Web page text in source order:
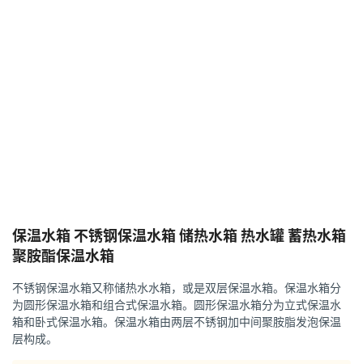
保温水箱 不锈钢保温水箱 储热水箱 热水罐 蓄热水箱
聚胺酯保温水箱
不锈钢保温水箱又称储热水水箱，或是双层保温水箱。保温水箱分
为圆形保温水箱和组合式保温水箱。圆形保温水箱分为立式保温水
箱和卧式保温水箱。保温水箱由两层不锈钢加中间聚胺脂发泡保温
层构成。